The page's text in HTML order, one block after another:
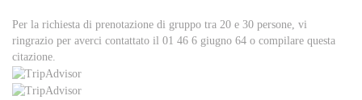
Per la richiesta di prenotazione di gruppo tra 20 e 30 persone, vi
ringrazio per averci contattato il 01 46 6 giugno 64 o compilare questa
citazione.